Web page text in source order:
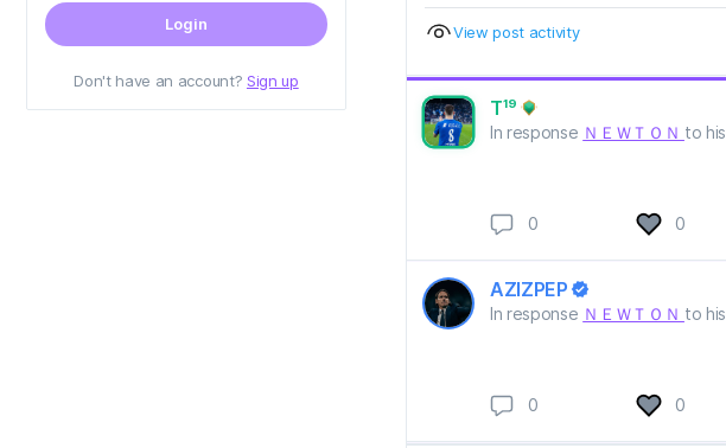
Login
Don't have an account? Sign up
View post activity
T¹⁹
In response ＮＥＷＴＯＮ to his
0 0
AZIZPEP
In response ＮＥＷＴＯＮ to his
0 0